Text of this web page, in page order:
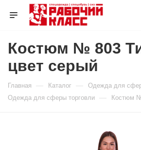
Костюм № 803
цвет серый
Главная — Каталог — Одежда для
Одежда для сферы торговли — Костюм